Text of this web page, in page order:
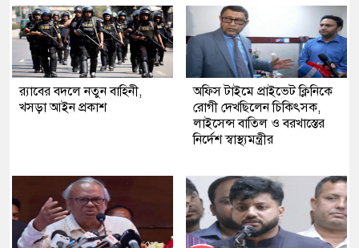
র‍্যাবের বদলে নতুন বাহিনী,
খসড়া আইন প্রকাশ
অফিস টাইমে প্রাইভেট ক্লিনিকে
রোগী দেখছিলেন চিকিৎসক,
লাইসেন্স বাতিল ও বরখাস্তের
নির্দেশ স্বাস্থ্যমন্ত্রীর